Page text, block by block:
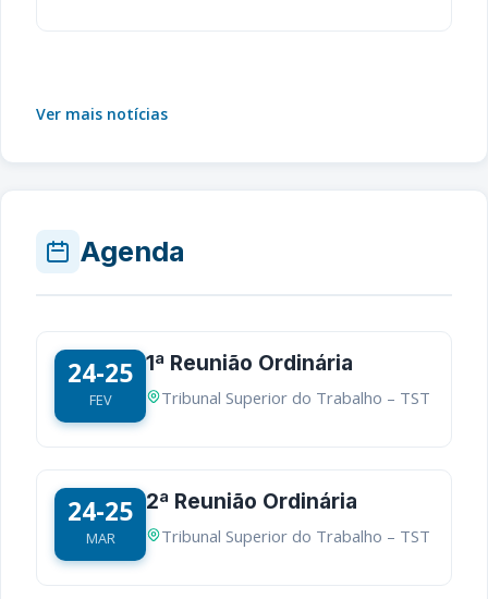
Ver mais notícias
Agenda
24-25
FEV
1ª Reunião Ordinária
Tribunal Superior do Trabalho – TST
24-25
MAR
2ª Reunião Ordinária
Tribunal Superior do Trabalho – TST